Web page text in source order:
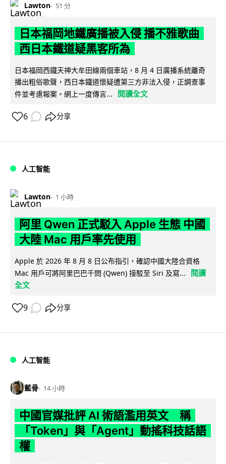
Lawton 51 分
日本福岡地鐵廣播被入侵 播不雅歌曲
西日本鐵道疑黑客所為
日本福岡西鐵天神大牟田線兩個車站，8 月 4 日廣播系統離奇
播出粗俗歌聲，西日本鐵道懷疑遭第三方非法入侵，正調查事
件並考慮報案。網上一度傳言...
閱讀全文
6 分享
人工智能
Lawton 1 小時
阿里 Qwen 正式駁入 Apple 生態 中國
大陸 Mac 用戶率先使用
Apple 於 2026 年 8 月 8 日公布指引，確認中國大陸合資格
Mac 用戶可將阿里巴巴千問 (Qwen) 接駁至 Siri 及寫...
閱讀
全文
9 分享
人工智能
藍骨 14 小時
中國官媒批評 AI 術語濫用英文 稱
「Token」與「Agent」動搖科技話語
權